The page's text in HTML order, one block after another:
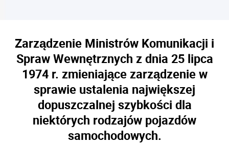
Zarządzenie Ministrów Komunikacji i
Spraw Wewnętrznych z dnia 25 lipca
1974 r. zmieniające zarządzenie w
sprawie ustalenia największej
dopuszczalnej szybkości dla
niektórych rodzajów pojazdów
samochodowych.